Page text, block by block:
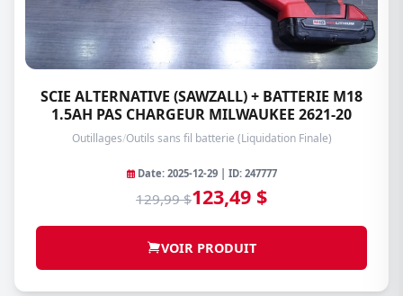
SCIE ALTERNATIVE (SAWZALL) + BATTERIE M18
1.5AH PAS CHARGEUR MILWAUKEE 2621-20
Outillages/Outils sans fil batterie (Liquidation Finale)
Date: 2025-12-29 | ID: 247777
129,99 $123,49 $
VOIR PRODUIT